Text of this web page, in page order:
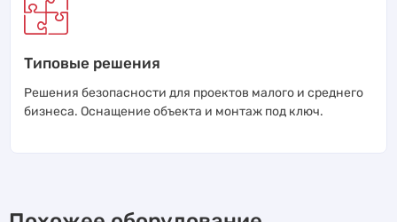
Типовые решения
Решения безопасности для проектов малого и среднего
бизнеса. Оснащение объекта и монтаж под ключ.